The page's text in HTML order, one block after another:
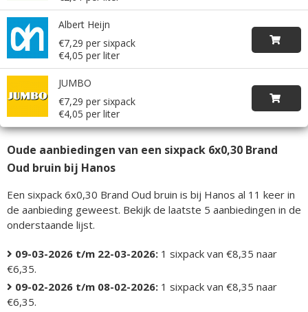
Albert Heijn
€7,29 per sixpack
€4,05 per liter
JUMBO
€7,29 per sixpack
€4,05 per liter
Oude aanbiedingen van een sixpack 6x0,30 Brand
Oud bruin bij Hanos
Een sixpack 6x0,30 Brand Oud bruin is bij Hanos al 11 keer in
de aanbieding geweest. Bekijk de laatste 5 aanbiedingen in de
onderstaande lijst.
09-03-2026 t/m 22-03-2026: 1 sixpack van €8,35 naar
€6,35.
09-02-2026 t/m 08-02-2026: 1 sixpack van €8,35 naar
€6,35.